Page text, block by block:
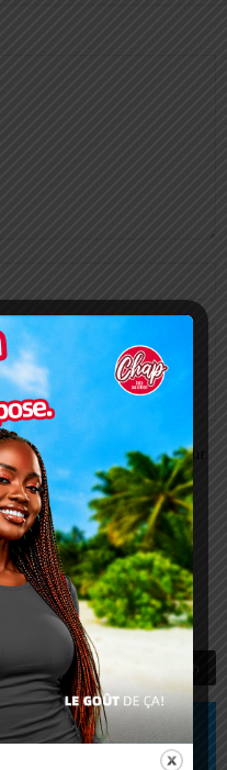
web dans ce navigateur pour
commentaires par e-mail.
articles par e-mail.